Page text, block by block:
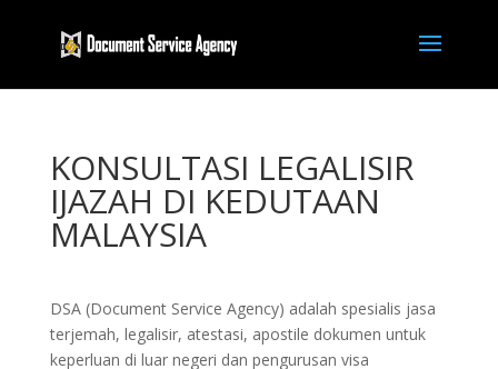
KONSULTASI LEGALISIR
IJAZAH DI KEDUTAAN
MALAYSIA
DSA (Document Service Agency) adalah spesialis jasa
terjemah, legalisir, atestasi, apostile dokumen untuk
keperluan di luar negeri dan pengurusan visa